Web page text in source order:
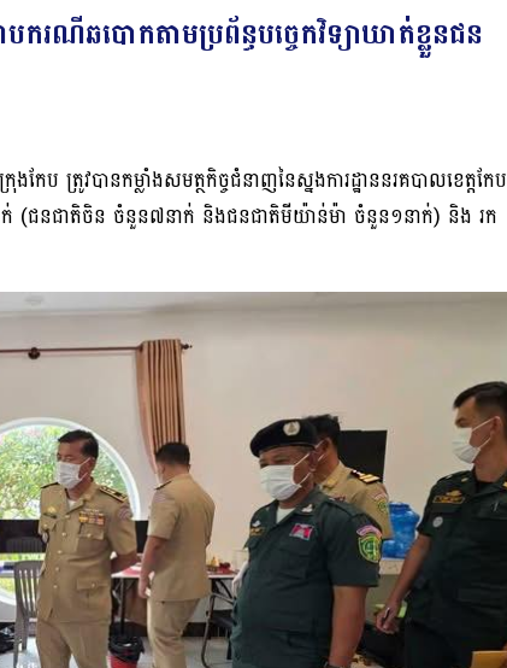
ាបករណីឆបោកតាមប្រព័ន្ធបច្ចេកវិទ្យាឃាត់ខ្លួនជន
ែប ត្រូវបានកម្លាំងសមត្ថកិច្ចជំនាញនៃស្នងការដ្ឋាននរគបាលខេត្តកែប
ាក់ (ជនជាតិចិន ចំនួន៧នាក់ និងជនជាតិមីយ៉ាន់ម៉ា ចំនួន១នាក់) និង រក